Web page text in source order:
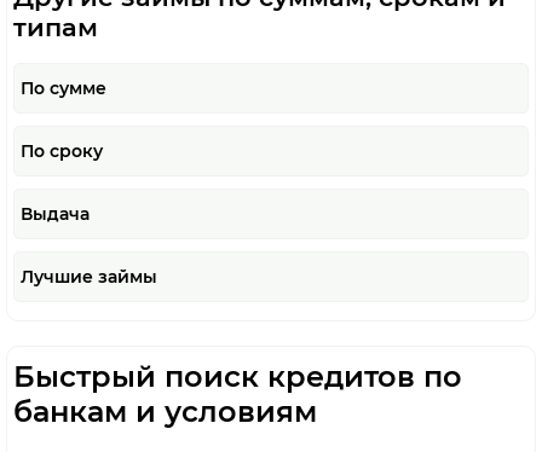
типам
По сумме
По сроку
Выдача
Лучшие займы
Быстрый поиск кредитов по
банкам и условиям